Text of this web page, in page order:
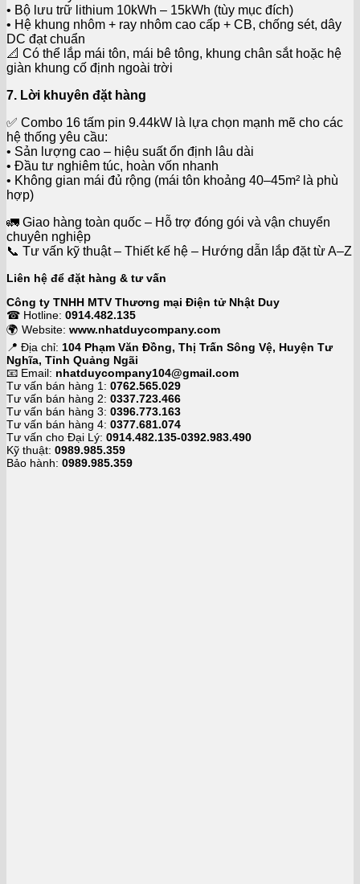
• Bộ lưu trữ lithium 10kWh – 15kWh (tùy mục đích)
• Hệ khung nhôm + ray nhôm cao cấp + CB, chống sét, dây
DC đạt chuẩn
📐 Có thể lắp mái tôn, mái bê tông, khung chân sắt hoặc hệ
giàn khung cố định ngoài trời
7. Lời khuyên đặt hàng
✅ Combo 16 tấm pin 9.44kW là lựa chọn mạnh mẽ cho các
hệ thống yêu cầu:
• Sản lượng cao – hiệu suất ổn định lâu dài
• Đầu tư nghiêm túc, hoàn vốn nhanh
• Không gian mái đủ rộng (mái tôn khoảng 40–45m² là phù
hợp)
🚛 Giao hàng toàn quốc – Hỗ trợ đóng gói và vận chuyển
chuyên nghiệp
📞 Tư vấn kỹ thuật – Thiết kế hệ – Hướng dẫn lắp đặt từ A–Z
Liên hệ để đặt hàng & tư vấn
Công ty TNHH MTV Thương mại Điện tử Nhật Duy
☎ Hotline: 0914.482.135
🌍 Website: www.nhatduycompany.com
📍 Địa chỉ: 104 Phạm Văn Đồng, Thị Trấn Sông Vệ, Huyện Tư
Nghĩa, Tỉnh Quảng Ngãi
📧 Email: nhatduycompany104@gmail.com
Tư vấn bán hàng 1: 0762.565.029
Tư vấn bán hàng 2: 0337.723.466
Tư vấn bán hàng 3: 0396.773.163
Tư vấn bán hàng 4: 0377.681.074
Tư vấn cho Đại Lý: 0914.482.135-0392.983.490
Kỹ thuật: 0989.985.359
Bảo hành: 0989.985.359